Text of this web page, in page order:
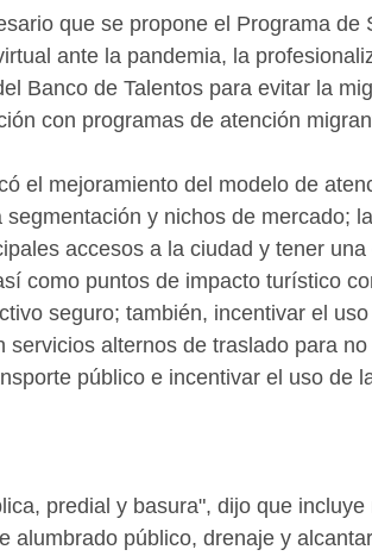
que se propone el Programa de
ante la pandemia, la
Banco de Talentos para evitar la
con programas de atención
el mejoramiento del modelo de
y nichos de mercado; la
accesos a la ciudad y tener una
como puntos de impacto turístico
seguro; también, incentivar el
alternos de traslado para no
público e incentivar el uso de
predial y basura", dijo que incluye
alumbrado público, drenaje y